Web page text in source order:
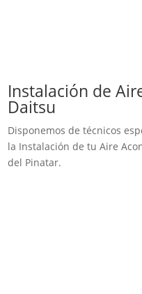
Instalación de
Daitsu
Disponemos de técnicos
la Instalación de tu Aire
del Pinatar.